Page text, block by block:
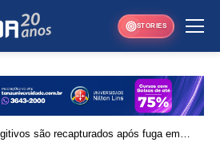
STORIES
são recapturados após fuga em